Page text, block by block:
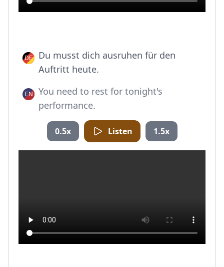
Du musst dich ausruhen für den
Auftritt heute.
You need to rest for tonight's
performance.
0.5x Listen 1.5x